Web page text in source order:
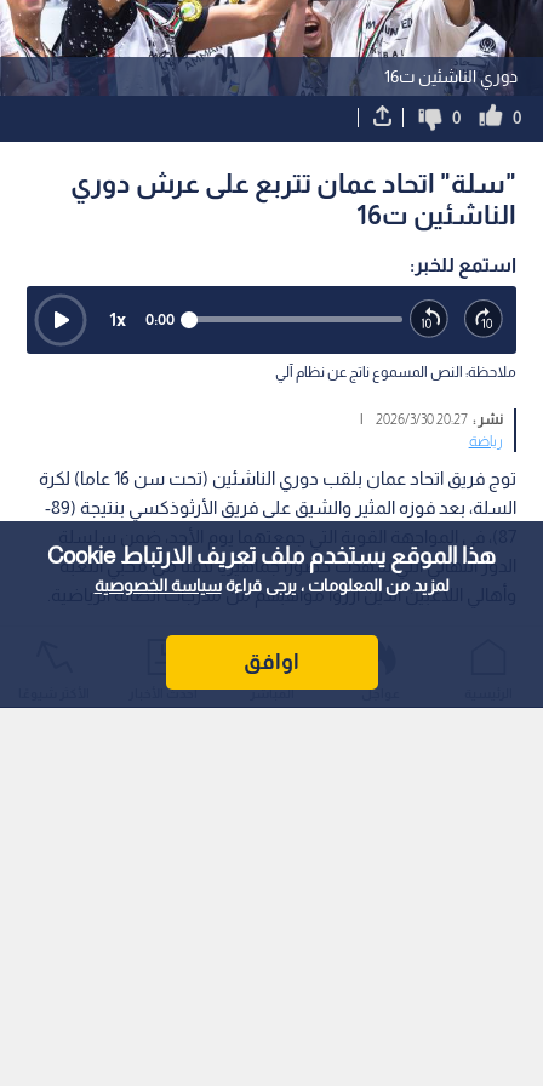
هذا الموقع يستخدم ملف تعريف الارتباط Cookie
لمزيد من المعلومات ، يرجى قراءةسياسة الخصوصية
اوافق
دوري الناشئين ت16
0
0
"سلة" اتحاد عمان تتربع على عرش دوري
الناشئين ت16
استمع للخبر:
0:00
1x
ملاحظة: النص المسموع ناتج عن نظام آلي
نشر :20:27 2026/3/30
|
رياضة
توج فريق اتحاد عمان بلقب دوري الناشئين (تحت سن 16 عاما) لكرة
السلة، بعد فوزه المثير والشيق على فريق الأرثوذكسي بنتيجة (89-
الدور النهائي التي شهدت حضورا جماهيريا لافتا من محبي اللعبة
وأهالي اللاعبين الذين آزروا مواهبهم من مدرجات الصالة الرياضية.
عواجل المباشر أحدث الأخبار